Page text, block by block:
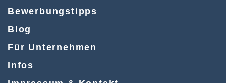
Bewerbungstipps
Blog
Für Unternehmen
Infos